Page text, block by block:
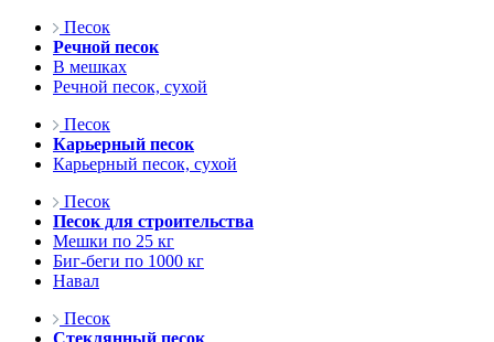
Песок
Речной песок
В мешках
Речной песок, сухой
Песок
Карьерный песок
Карьерный песок, сухой
Песок
Песок для строительства
Мешки по 25 кг
Биг-беги по 1000 кг
Навал
Песок
Стеклянный песок